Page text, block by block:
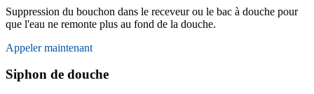
Suppression du bouchon dans le receveur ou le bac à douche pour
que l'eau ne remonte plus au fond de la douche.
Appeler maintenant
Siphon de douche